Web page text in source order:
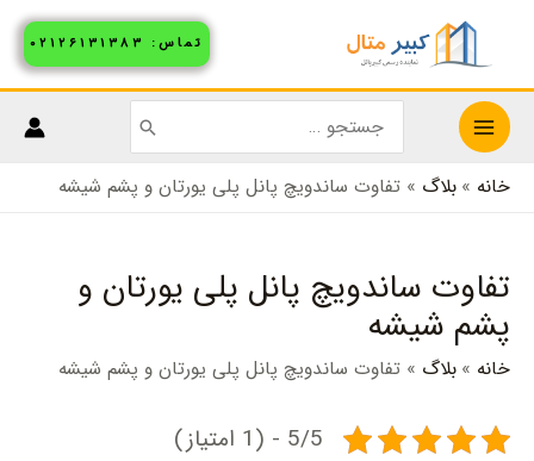
محتوا
تماس: ۰۲۱۲۶۱۳۱۳۸۳
MAIN
MENU
جستجو
خانه بلاگ تفاوت ساندویچ پانل پلی یورتان و پشم شیشه
تفاوت ساندویچ پانل پلی یورتان و
پشم شیشه
خانه بلاگ تفاوت ساندویچ پانل پلی یورتان و پشم شیشه
5/5 - (1 امتیاز)